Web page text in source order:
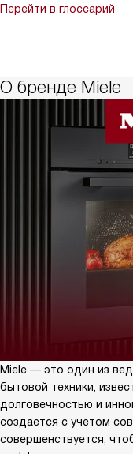
Перейти в глоссарий
О бренде Miele
Miele — это один из
бытовой техники,
долговечностью и
создается с учетом
совершенствуется,